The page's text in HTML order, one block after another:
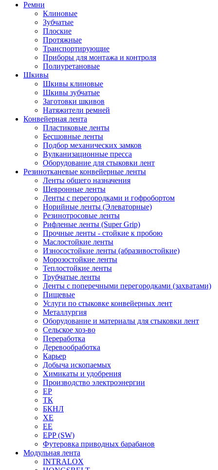
Ремни
Клиновые
Зубчатые
Плоские
Протяжные
Транспортирующие
Приборы для монтажа и контроля
Полиуретановые
Шкивы
Шкивы клиновые
Шкивы зубчатые
Заготовки шкивов
Натяжители ремней
Конвейерная лента
Пластиковые ленты
Бесшовные ленты
Подбор механических замков
Вулканизационные пресса
Оборудование для стыковки лент
Резинотканевые конвейерные ленты
Ленты общего назначения
Шевронные ленты
Ленты с перегородками и гофробортом
Норийные ленты (Элеваторные)
Резинотросовые ленты
Рифленые ленты (Super Grip)
Прочные ленты - стойкие к пробою
Маслостойкие ленты
Износостойкие ленты (абразивостойкие)
Морозостойкие ленты
Теплостойкие ленты
Трубчатые ленты
Ленты с поперечными перегородками (захватами)
Пищевые
Услуги по стыковке конвейерных лент
Металлургия
Оборудование и материалы для стыковки лент
Сельское хоз-во
Переработка
Деревообработка
Карьер
Добыча ископаемых
Химикаты и удобрения
Производство электроэнергии
EP
ТК
БКНЛ
XE
EE
EPP (SW)
Футеровка приводных барабанов
Модульная лента
INTRALOX